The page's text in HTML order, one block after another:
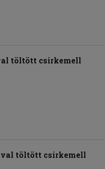
töltött csirkemell
töltött csirkemell